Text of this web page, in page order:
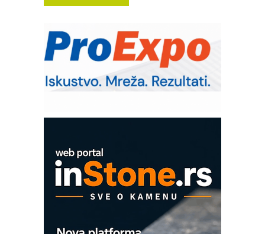
IB BLUMENAUER - više od 40 godina
poverenja u industriji
RMQ-TITAN ADVANCED INDICATOR
– Pametna signalizacija za efikasnije
upravljanje mašinama
EVOKS Maintenance Management
ROSA i SCHUNK podižu proizvodnju
na viši nivo
Detekcija različitih oblika
MAREX - Lim i mašine za savremena